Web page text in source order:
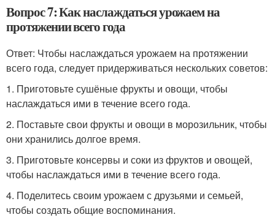
Вопрос 7: Как наслаждаться урожаем на
протяжении всего года
Ответ: Чтобы наслаждаться урожаем на протяжении
всего года, следует придерживаться нескольких советов:
1. Приготовьте сушёные фрукты и овощи, чтобы
наслаждаться ими в течение всего года.
2. Поставьте свои фрукты и овощи в морозильник, чтобы
они хранились долгое время.
3. Приготовьте консервы и соки из фруктов и овощей,
чтобы наслаждаться ими в течение всего года.
4. Поделитесь своим урожаем с друзьями и семьей,
чтобы создать общие воспоминания.